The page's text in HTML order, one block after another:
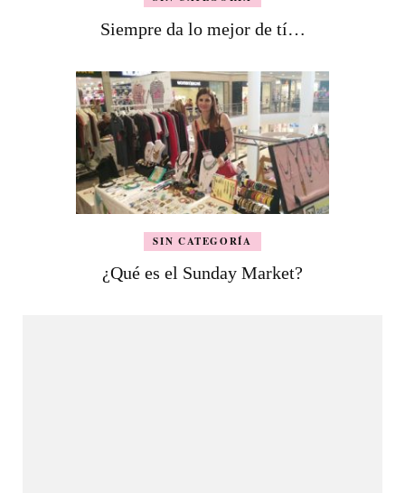
Siempre da lo mejor de tí…
SIN CATEGORÍA
¿Qué es el Sunday Market?